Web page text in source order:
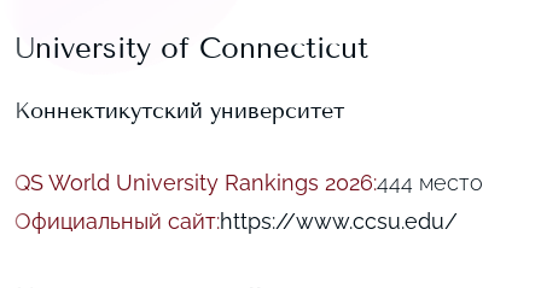
University of Connecticut
Коннектикутский университет
QS World University Rankings 2026:444 место
Официальный сайт:https://www.ccsu.edu/